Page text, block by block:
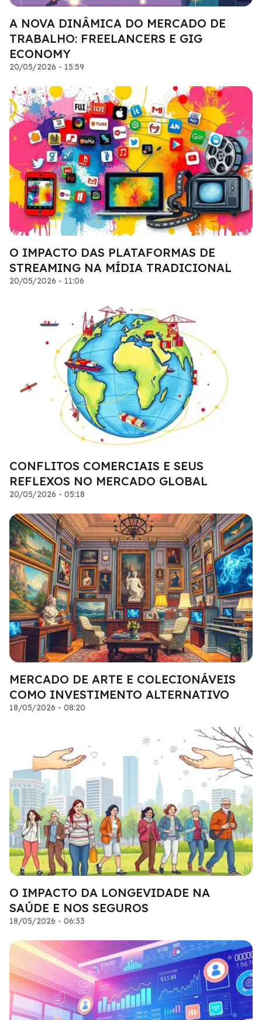
A NOVA DINÂMICA DO MERCADO DE
TRABALHO: FREELANCERS E GIG
ECONOMY
20/05/2026 - 15:59
O IMPACTO DAS PLATAFORMAS DE
STREAMING NA MÍDIA TRADICIONAL
20/05/2026 - 11:06
CONFLITOS COMERCIAIS E SEUS
REFLEXOS NO MERCADO GLOBAL
20/05/2026 - 05:18
MERCADO DE ARTE E COLECIONÁVEIS
COMO INVESTIMENTO ALTERNATIVO
18/05/2026 - 08:20
O IMPACTO DA LONGEVIDADE NA
SAÚDE E NOS SEGUROS
18/05/2026 - 06:33